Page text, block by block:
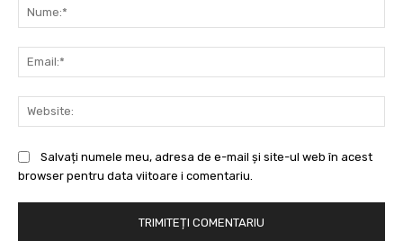
Salvați numele meu, adresa de e-mail și site-ul web în acest
browser pentru data viitoare i comentariu.